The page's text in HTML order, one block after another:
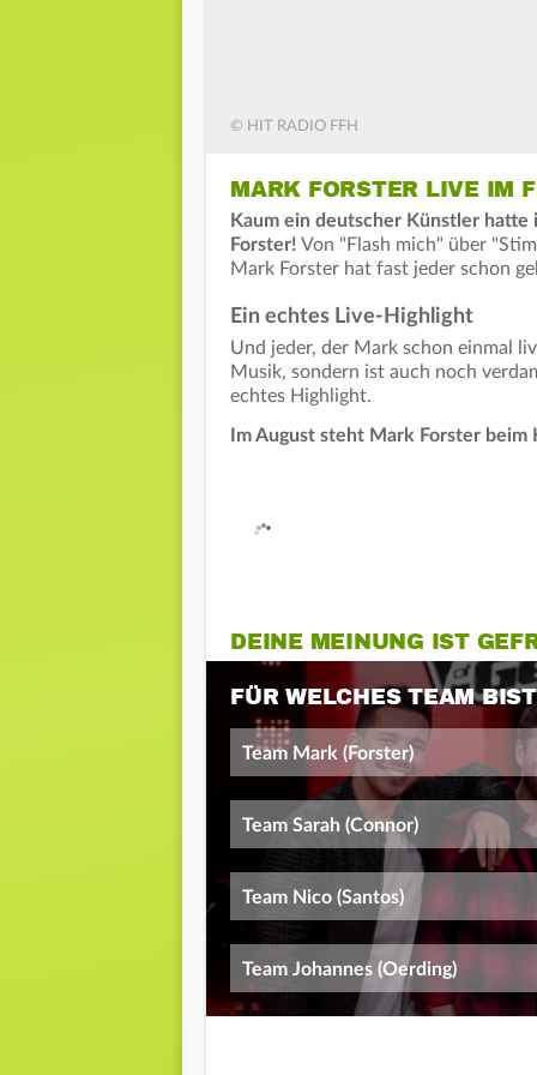
© HIT RADIO FFH
MARK FORSTER LIVE IM
Kaum ein deutscher Künstler
Forster! Von "Flash mich" über
Mark Forster hat fast jeder schon
Ein echtes Live-Highlight
Und jeder, der Mark schon einmal
Musik, sondern ist auch noch
echtes Highlight.
Im August steht Mark Forster
DEINE MEINUNG IST
FÜR WELCHES TEAM
Team Mark (Forster)
Team Sarah (Connor)
Team Nico (Santos)
Team Johannes (Oerding)